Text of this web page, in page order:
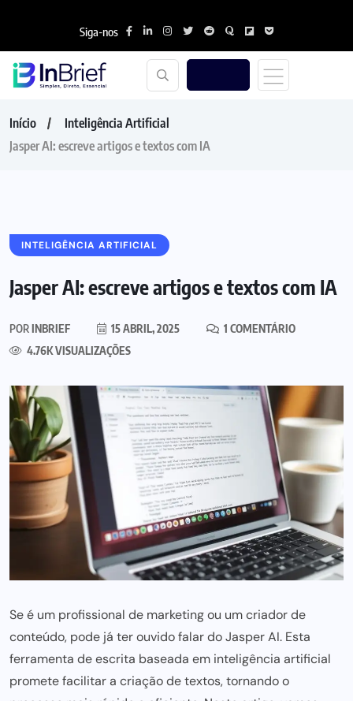
Siga-nos
Início
Inteligência Artificial
Jasper AI: escreve artigos e textos com IA
INTELIGÊNCIA ARTIFICIAL
Jasper AI: escreve artigos e textos com IA
PORINBRIEF 15 ABRIL, 2025
1 COMENTÁRIO
4.76K VISUALIZAÇÕES
Se é um profissional de marketing ou um criador de
conteúdo, pode já ter ouvido falar do Jasper AI. Esta
ferramenta de escrita baseada em inteligência artificial
promete facilitar a criação de textos, tornando o